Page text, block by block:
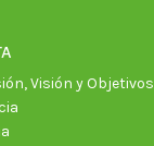
Visión y Objetivos